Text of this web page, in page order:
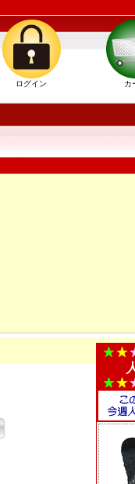
ログイン カ